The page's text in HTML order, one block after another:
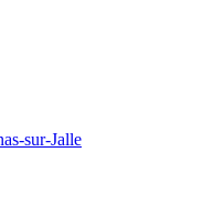
sur-Jalle